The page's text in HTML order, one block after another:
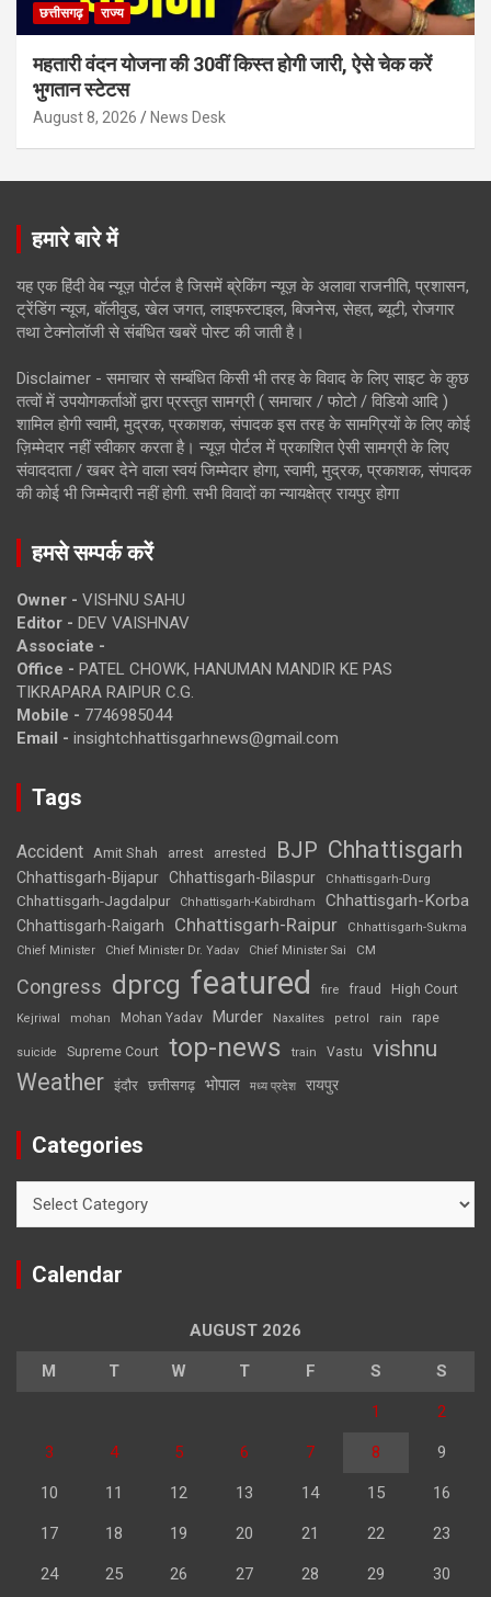
छत्तीसगढ़ राज्य
महतारी वंदन योजना की 30वीं किस्त होगी जारी, ऐसे चेक करें
भुगतान स्टेटस
August 8, 2026 News Desk
हमारे बारे में
यह एक हिंदी वेब न्यूज़ पोर्टल है जिसमें ब्रेकिंग न्यूज़ के अलावा राजनीति, प्रशासन,
ट्रेंडिंग न्यूज, बॉलीवुड, खेल जगत, लाइफस्टाइल, बिजनेस, सेहत, ब्यूटी, रोजगार
तथा टेक्नोलॉजी से संबंधित खबरें पोस्ट की जाती है।
Disclaimer - समाचार से सम्बंधित किसी भी तरह के विवाद के लिए साइट के कुछ
तत्वों में उपयोगकर्ताओं द्वारा प्रस्तुत सामग्री ( समाचार / फोटो / विडियो आदि )
शामिल होगी स्वामी, मुद्रक, प्रकाशक, संपादक इस तरह के सामग्रियों के लिए कोई
ज़िम्मेदार नहीं स्वीकार करता है। न्यूज़ पोर्टल में प्रकाशित ऐसी सामग्री के लिए
संवाददाता / खबर देने वाला स्वयं जिम्मेदार होगा, स्वामी, मुद्रक, प्रकाशक, संपादक
की कोई भी जिम्मेदारी नहीं होगी. सभी विवादों का न्यायक्षेत्र रायपुर होगा
हमसे सम्पर्क करें
Owner - VISHNU SAHU
Editor - DEV VAISHNAV
Associate -
Office - PATEL CHOWK, HANUMAN MANDIR KE PAS
TIKRAPARA RAIPUR C.G.
Mobile - 7746985044
Email - insightchhattisgarhnews@gmail.com
Tags
Accident Amit Shah arrest arrested BJP Chhattisgarh
Chhattisgarh-Bijapur Chhattisgarh-Bilaspur Chhattisgarh-Durg
Chhattisgarh-Jagdalpur Chhattisgarh-Kabirdham Chhattisgarh-Korba
Chhattisgarh-Raigarh Chhattisgarh-Raipur
Chhattisgarh-Sukma
Chief Minister
Chief Minister Dr. Yadav Chief Minister Sai CM
Congress dprcg featured fire fraud High Court
Kejriwal mohan Mohan Yadav Murder Naxalites petrol rain rape
suicide Supreme Court top-news train Vastu vishnu
Weather इंदौर छत्तीसगढ़ भोपाल मध्य प्रदेश रायपुर
Categories
Calendar
AUGUST 2026
M T W T F S S
1 2
3 4 5 6 7 8 9
10 11 12 13 14 15 16
17 18 19 20 21 22 23
24 25 26 27 28 29 30